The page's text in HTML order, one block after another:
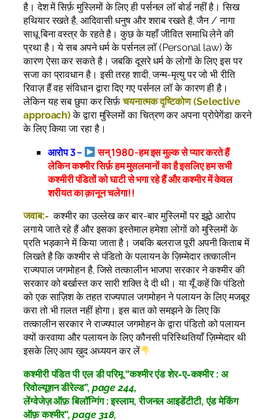
है। देश में सिर्फ़ मुस्लिमों के लिए ही पर्सनल लॉ बोर्ड नहीं है। सिख
हथियार रखते है, आदिवासी धनुष और शराब रखते है, जैन / नागा
साधू बिना वस्त्र के रहते है। कुछ के यहाँ जीवित समाधि लेने की
प्रथा है। ये सब अपने धर्म के पर्सनल लॉ (Personal law) के
कारण ऐसा कर सकते है। जबकि दूसरे धर्म के लोगों के लिए इस पर
सजा का प्रावधान है। इसी तरह शादी, जन्म-मृत्यु पर जो भी रीति
रिवाज़ हैं वह संविधान द्वारा दिए गए पर्सनल लॉ के कारण ही है।
लेकिन यह सब छुपा कर सिर्फ़चयनात्मक दृष्टिकोण (Selective
approach)के द्वारा मुस्लिमों का चित्रण कर अपना प्रोपेगेंडा करने
के लिए किया जा रहा है।
आरोप 3 –
सन् 1980-हम इस मुल्क से प्यार करते हैं
लेकिन कश्मीर सिर्फ़ हम मुसलमानों का है इसलिए हम सभी
कश्मीरी पंडितों को घाटी से भगा रहे हैं और कश्मीर में केवल
शरीयत का क़ानून चलेगा!!
जवाब:- कश्मीर का उल्लेख कर बार-बार मुस्लिमों पर झूठे आरोप
लगाये जाते रहे हैं और इसका इस्तेमाल हमेशा लोगों को मुस्लिमों के
प्रति भड़काने में किया जाता है। जबकि बलराज पूरी अपनी किताब में
लिखते है कि कश्मीर से पंडितो के पलायन के ज़िम्मेदार तत्कालीन
राज्यपाल जगमोहन है, जिसे तत्कालीन भाजपा सरकार ने कश्मीर की
सरकार को बर्खास्त कर सारी शक्ति दे दी थी। या यूँ कहें कि पंडितो
को एक साज़िश के तहत राज्यपाल जगमोहन ने पलायन के लिए मजबूर
करा तो भी ग़लत नहीं होगा। इस बात को समझने के लिए कि
तत्कालीन सरकार ने राज्यपाल जगमोहन के द्वारा पंडितो को पलायन
क्यों करवाया और पलायन के लिए कौनसी परिस्थितियाँ ज़िम्मेदार थी
इसके लिए आप ख़ुद अध्ययन कर लें
कश्मीरी पंडित पी एल डी परिमू “कश्मीर एंड शेर-ए-कश्मीर : अ
रिवोल्यूशन डीरेल्ड”, page 244,
लेंग्वेजेज़ ऑफ़ बिलॉन्गिंग : इस्लाम, रीजनल आइडेंटीटी, एंड मेकिंग
ऑफ़ कश्मीर”, page 318,